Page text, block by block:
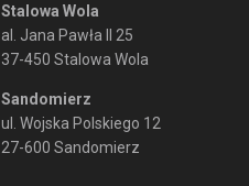
Stalowa Wola
al. Jana Pawła II 25
37-450 Stalowa Wola
Sandomierz
ul. Wojska Polskiego 12
27-600 Sandomierz